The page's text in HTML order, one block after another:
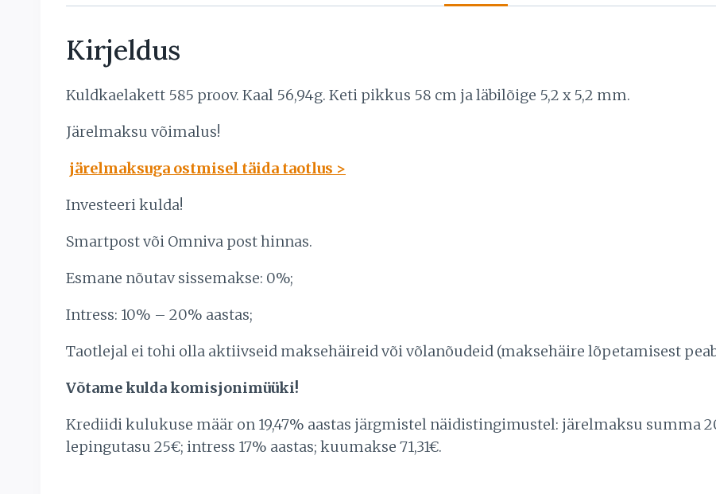
Kirjeldus
Kuldkaelakett 585 proov. Kaal 56,94g. Keti pikkus 58 cm ja läbilõige 5,2 x 5,2 mm.
Järelmaksu võimalus!
järelmaksuga ostmisel täida taotlus >
Investeeri kulda!
Smartpost või Omniva post hinnas.
Esmane nõutav sissemakse: 0%;
Intress: 10% – 20% aastas;
Taotlejal ei tohi olla aktiivseid maksehäireid või võlanõudeid (maksehäire lõpetamisest
Võtame kulda komisjonimüüki!
Krediidi kulukuse määr on 19,47% aastas järgmistel näidistingimustel: järelmaksu summa
lepingutasu 25€; intress 17% aastas; kuumakse 71,31€.